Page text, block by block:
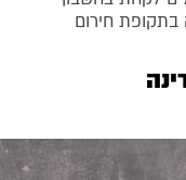
חירום